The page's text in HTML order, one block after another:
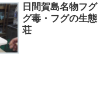
日間賀島名物フ
グ毒・フグの生
荘